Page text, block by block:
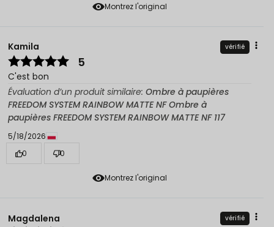
Montrez l'original
Montrez l'original
Kamila vérifié
5
C'est bon
Évaluation d’un produit similaire: Ombre à paupières
FREEDOM SYSTEM RAINBOW MATTE NF Ombre à
paupières FREEDOM SYSTEM RAINBOW MATTE NF 117
5/18/2026
0
0
Magdalena vérifié